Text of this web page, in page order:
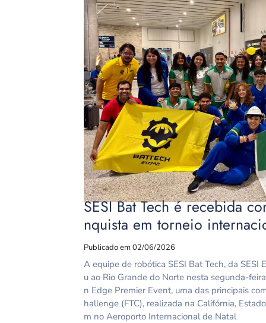
SESI Bat Tech é recebida
nquista em torneio
Publicado em 02/06/2026
A equipe de robótica SESI Bat Tech, da
u ao Rio Grande do Norte nesta segunda-
n Edge Premier Event, uma das principais
hallenge (FTC), realizada na Califórnia,
m no Aeroporto Internacional de Natal